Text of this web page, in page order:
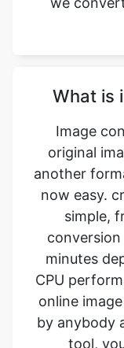
What
another
now easy.
simple,
minutes
CPU
online
by anybody
tool,
knowledge
image
online.